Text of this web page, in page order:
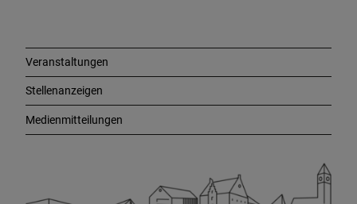
Veranstaltungen
Stellenanzeigen
Medienmitteilungen